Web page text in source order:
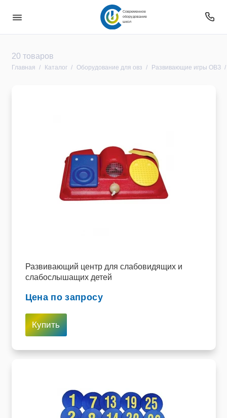
Современное
оборудование
школ
20 товаров
Главная Каталог Оборудование для овз Развивающие игры ОВЗ
Безопасность
Оборудование
Оборудование для овз
Робототехника
Цифровые лаборатории
Развивающий центр для слабовидящих и
слабослышащих детей
Цена по запросу
Купить